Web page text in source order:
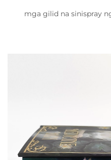
mga gilid na sinispray